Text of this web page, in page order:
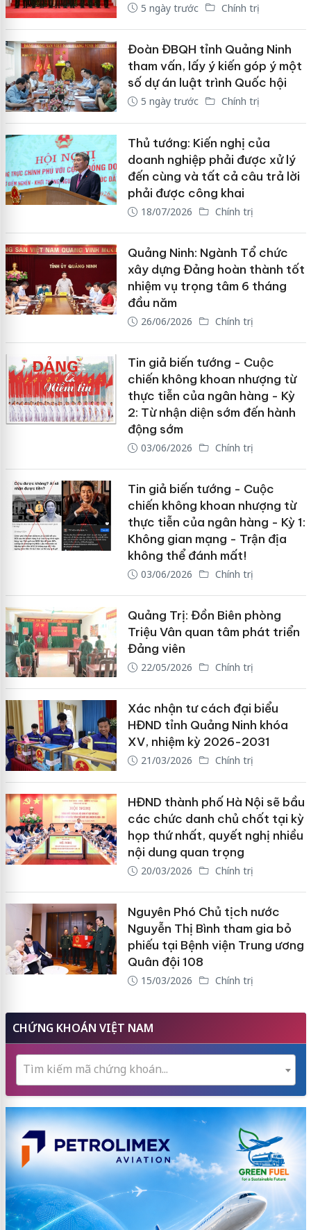
5 ngày trước Chính trị
Đoàn ĐBQH tỉnh Quảng Ninh
tham vấn, lấy ý kiến góp ý một
số dự án luật trình Quốc hội
5 ngày trước Chính trị
Thủ tướng: Kiến nghị của
doanh nghiệp phải được xử lý
đến cùng và tất cả câu trả lời
phải được công khai
18/07/2026 Chính trị
Quảng Ninh: Ngành Tổ chức
xây dựng Đảng hoàn thành tốt
nhiệm vụ trọng tâm 6 tháng
đầu năm
26/06/2026 Chính trị
Tin giả biến tướng - Cuộc
chiến không khoan nhượng từ
thực tiễn của ngân hàng - Kỳ
2: Từ nhận diện sớm đến hành
động sớm
03/06/2026 Chính trị
Tin giả biến tướng - Cuộc
chiến không khoan nhượng từ
thực tiễn của ngân hàng - Kỳ 1:
Không gian mạng - Trận địa
không thể đánh mất!
03/06/2026 Chính trị
Quảng Trị: Đồn Biên phòng
Triệu Vân quan tâm phát triển
Đảng viên
22/05/2026 Chính trị
Xác nhận tư cách đại biểu
HĐND tỉnh Quảng Ninh khóa
XV, nhiệm kỳ 2026-2031
21/03/2026 Chính trị
HĐND thành phố Hà Nội sẽ bầu
các chức danh chủ chốt tại kỳ
họp thứ nhất, quyết nghị nhiều
nội dung quan trọng
20/03/2026 Chính trị
Nguyên Phó Chủ tịch nước
Nguyễn Thị Bình tham gia bỏ
phiếu tại Bệnh viện Trung ương
Quân đội 108
15/03/2026 Chính trị
CHỨNG KHOÁN VIỆT NAM
Tìm kiếm mã chứng khoán...